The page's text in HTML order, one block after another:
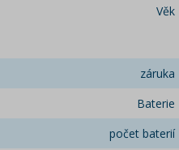
Věk
záruka
Baterie
počet baterií